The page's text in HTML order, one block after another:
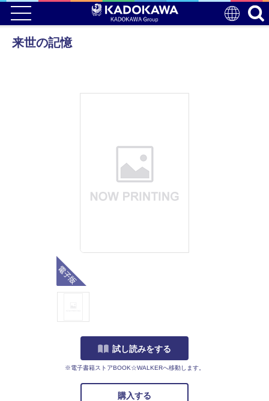
来世の記憶
試し読みをする
※電子書籍ストアBOOK☆WALKERへ移動します。
購入する